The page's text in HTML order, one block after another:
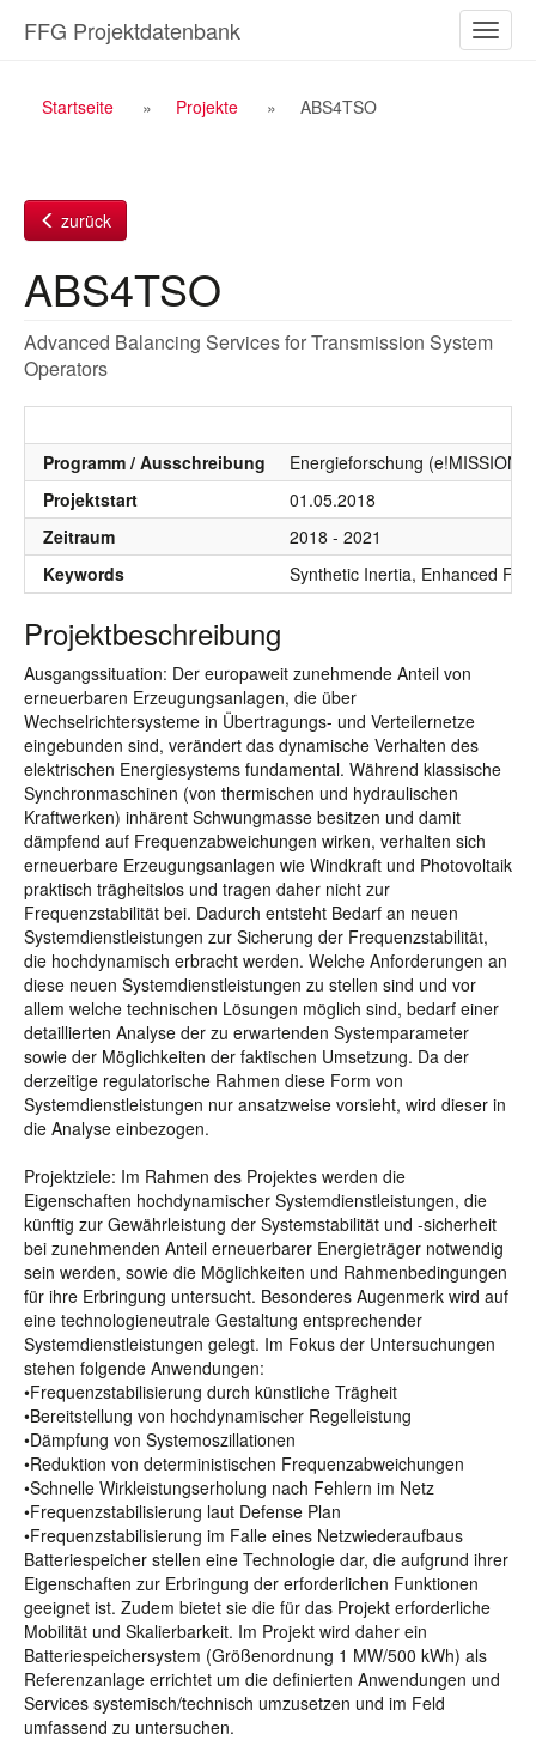
Inhalt
ein-/
FFG Projektdatenbank
Breadcrumb
Startseite Projekte ABS4TSO
zurück
ABS4TSO
Advanced Balancing Services for Transmission System
Operators
Programm / Ausschreibung
Energieforschung
Projektstart
01.05.2018
Zeitraum
2018 - 2021
Keywords
Synthetic Inertia, Enhanced
Projektbeschreibung
Ausgangssituation: Der europaweit zunehmende Anteil von
erneuerbaren Erzeugungsanlagen, die über
Wechselrichtersysteme in Übertragungs- und Verteilernetze
eingebunden sind, verändert das dynamische Verhalten des
elektrischen Energiesystems fundamental. Während klassische
Synchronmaschinen (von thermischen und hydraulischen
Kraftwerken) inhärent Schwungmasse besitzen und damit
dämpfend auf Frequenzabweichungen wirken, verhalten sich
erneuerbare Erzeugungsanlagen wie Windkraft und Photovoltaik
praktisch trägheitslos und tragen daher nicht zur
Frequenzstabilität bei. Dadurch entsteht Bedarf an neuen
Systemdienstleistungen zur Sicherung der Frequenzstabilität,
die hochdynamisch erbracht werden. Welche Anforderungen an
diese neuen Systemdienstleistungen zu stellen sind und vor
allem welche technischen Lösungen möglich sind, bedarf einer
detaillierten Analyse der zu erwartenden Systemparameter
sowie der Möglichkeiten der faktischen Umsetzung. Da der
derzeitige regulatorische Rahmen diese Form von
Systemdienstleistungen nur ansatzweise vorsieht, wird dieser in
die Analyse einbezogen.
Projektziele: Im Rahmen des Projektes werden die
Eigenschaften hochdynamischer Systemdienstleistungen, die
künftig zur Gewährleistung der Systemstabilität und -sicherheit
bei zunehmenden Anteil erneuerbarer Energieträger notwendig
sein werden, sowie die Möglichkeiten und Rahmenbedingungen
für ihre Erbringung untersucht. Besonderes Augenmerk wird auf
eine technologieneutrale Gestaltung entsprechender
Systemdienstleistungen gelegt. Im Fokus der Untersuchungen
stehen folgende Anwendungen:
•Frequenzstabilisierung durch künstliche Trägheit
•Bereitstellung von hochdynamischer Regelleistung
•Dämpfung von Systemoszillationen
•Reduktion von deterministischen Frequenzabweichungen
•Schnelle Wirkleistungserholung nach Fehlern im Netz
•Frequenzstabilisierung laut Defense Plan
•Frequenzstabilisierung im Falle eines Netzwiederaufbaus
Batteriespeicher stellen eine Technologie dar, die aufgrund ihrer
Eigenschaften zur Erbringung der erforderlichen Funktionen
geeignet ist. Zudem bietet sie die für das Projekt erforderliche
Mobilität und Skalierbarkeit. Im Projekt wird daher ein
Batteriespeichersystem (Größenordnung 1 MW/500 kWh) als
Referenzanlage errichtet um die definierten Anwendungen und
Services systemisch/technisch umzusetzen und im Feld
umfassend zu untersuchen.